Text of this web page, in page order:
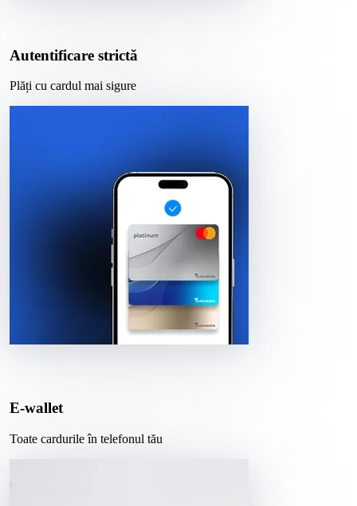
Autentificare strictă
Plăți cu cardul mai sigure
E-wallet
Toate cardurile în telefonul tău